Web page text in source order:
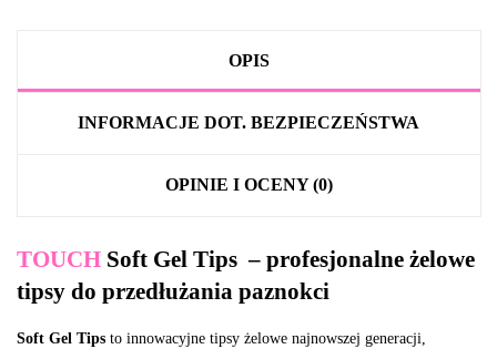
OPIS
INFORMACJE DOT. BEZPIECZEŃSTWA
OPINIE I OCENY (0)
TOUCH Soft Gel Tips – profesjonalne żelowe
tipsy do przedłużania paznokci
Soft Gel Tips to innowacyjne tipsy żelowe najnowszej generacji,